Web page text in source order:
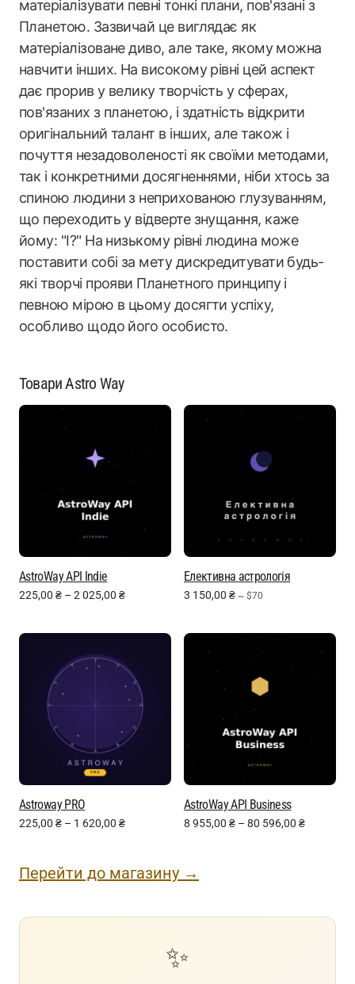
матеріалізувати певні тонкі плани, пов'язані з
Планетою. Зазвичай це виглядає як
матеріалізоване диво, але таке, якому можна
навчити інших. На високому рівні цей аспект
дає прорив у велику творчість у сферах,
пов'язаних з планетою, і здатність відкрити
оригінальний талант в інших, але також і
почуття незадоволеності як своїми методами,
так і конкретними досягненнями, ніби хтось за
спиною людини з неприхованою глузуванням,
що переходить у відверте знущання, каже
йому: "І?" На низькому рівні людина може
поставити собі за мету дискредитувати будь-
які творчі прояви Планетного принципу і
певною мірою в цьому досягти успіху,
особливо щодо його особисто.
Товари Astro Way
AstroWay API Indie
225,00 ₴ – 2 025,00 ₴
Елективна астрологія
3 150,00 ₴ ~ $70
Astroway PRO
225,00 ₴ – 1 620,00 ₴
AstroWay API Business
8 955,00 ₴ – 80 596,00 ₴
Перейти до магазину →
✨